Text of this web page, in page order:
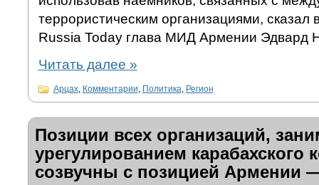
террористическим организациями, сказал
Russia Today глава МИД Армении Эдвард
Читать далее »
Арцах, Комментарии, Политика, Регион
Позиции всех организаций,
урегулированием карабахского
созвучны с позицией Армении